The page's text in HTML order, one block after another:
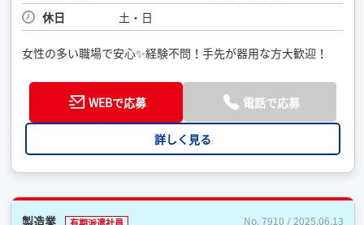
休日
土・日
女性の多い職場で安心✨経験不問！手先が器用な方大歓迎！
WEBで応募 電話で応募
詳しく見る
製造業 No. 7910 / 2025.06.13